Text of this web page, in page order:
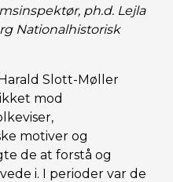
ph.d. Lejla
Nationalhistorisk
Slott-Møller
mod
motiver og
de at forstå og
i. I perioder var de